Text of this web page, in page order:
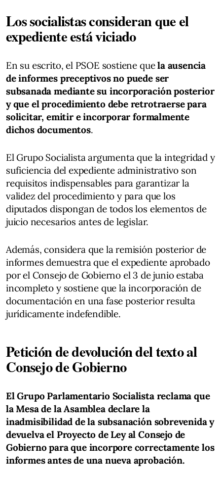
Los socialistas consideran que el
expediente está viciado
En su escrito, el PSOE sostiene quela ausencia
de informes preceptivos no puede ser
subsanada mediante su incorporación posterior
y que el procedimiento debe retrotraerse para
solicitar, emitir e incorporar formalmente
dichos documentos.
El Grupo Socialista argumenta que la integridad y
suficiencia del expediente administrativo son
requisitos indispensables para garantizar la
validez del procedimiento y para que los
diputados dispongan de todos los elementos de
juicio necesarios antes de legislar.
Además, considera que la remisión posterior de
informes demuestra que el expediente aprobado
por el Consejo de Gobierno el 3 de junio estaba
incompleto y sostiene que la incorporación de
documentación en una fase posterior resulta
jurídicamente indefendible.
Petición de devolución del texto al
Consejo de Gobierno
El Grupo Parlamentario Socialista reclama que
la Mesa de la Asamblea declare la
inadmisibilidad de la subsanación sobrevenida y
devuelva el Proyecto de Ley al Consejo de
Gobierno para que incorpore correctamente los
informes antes de una nueva aprobación.